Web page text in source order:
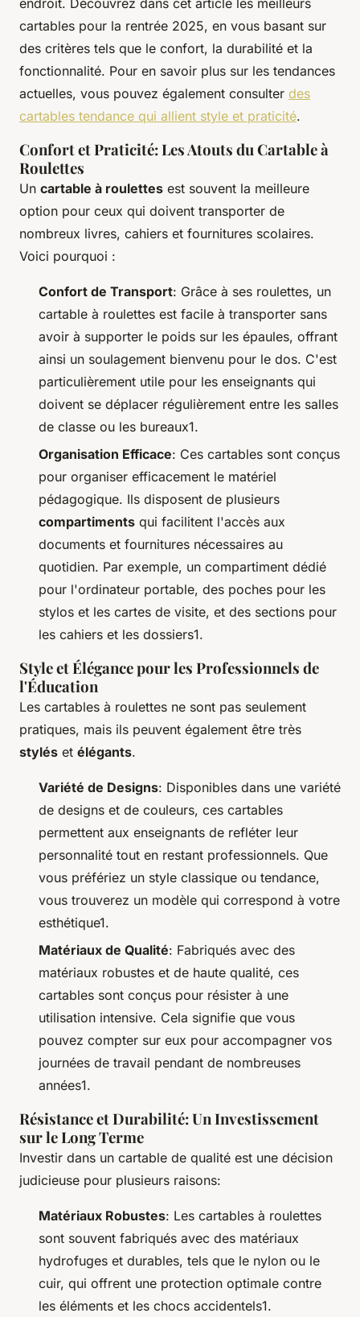
cartables pour la rentrée 2025, en vous basant sur
des critères tels que le confort, la durabilité et la
fonctionnalité. Pour en savoir plus sur les tendances
actuelles, vous pouvez également consulter des
cartables tendance qui allient style et praticité.
Confort et Praticité: Les Atouts du Cartable à
Roulettes
Un cartable à roulettes est souvent la meilleure
option pour ceux qui doivent transporter de
nombreux livres, cahiers et fournitures scolaires.
Voici pourquoi :
Confort de Transport: Grâce à ses roulettes, un
cartable à roulettes est facile à transporter sans
avoir à supporter le poids sur les épaules, offrant
ainsi un soulagement bienvenu pour le dos. C'est
particulièrement utile pour les enseignants qui
doivent se déplacer régulièrement entre les salles
de classe ou les bureaux1.
Organisation Efficace: Ces cartables sont conçus
pour organiser efficacement le matériel
pédagogique. Ils disposent de plusieurs
compartiments qui facilitent l'accès aux
documents et fournitures nécessaires au
quotidien. Par exemple, un compartiment dédié
pour l'ordinateur portable, des poches pour les
stylos et les cartes de visite, et des sections pour
les cahiers et les dossiers1.
Style et Élégance pour les Professionnels de
l'Éducation
Les cartables à roulettes ne sont pas seulement
pratiques, mais ils peuvent également être très
stylés et élégants.
Variété de Designs: Disponibles dans une variété
de designs et de couleurs, ces cartables
permettent aux enseignants de refléter leur
personnalité tout en restant professionnels. Que
vous préfériez un style classique ou tendance,
vous trouverez un modèle qui correspond à votre
esthétique1.
Matériaux de Qualité: Fabriqués avec des
matériaux robustes et de haute qualité, ces
cartables sont conçus pour résister à une
utilisation intensive. Cela signifie que vous
pouvez compter sur eux pour accompagner vos
journées de travail pendant de nombreuses
années1.
Résistance et Durabilité: Un Investissement
sur le Long Terme
Investir dans un cartable de qualité est une décision
judicieuse pour plusieurs raisons:
Matériaux Robustes: Les cartables à roulettes
sont souvent fabriqués avec des matériaux
hydrofuges et durables, tels que le nylon ou le
cuir, qui offrent une protection optimale contre
les éléments et les chocs accidentels1.